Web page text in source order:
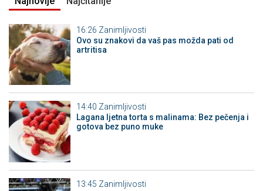
16:26 Zanimljivosti
Ovo su znakovi da vaš pas možda pati od
artritisa
14:40 Zanimljivosti
Lagana ljetna torta s malinama: Bez pečenja i
gotova bez puno muke
13:45 Zanimljivosti